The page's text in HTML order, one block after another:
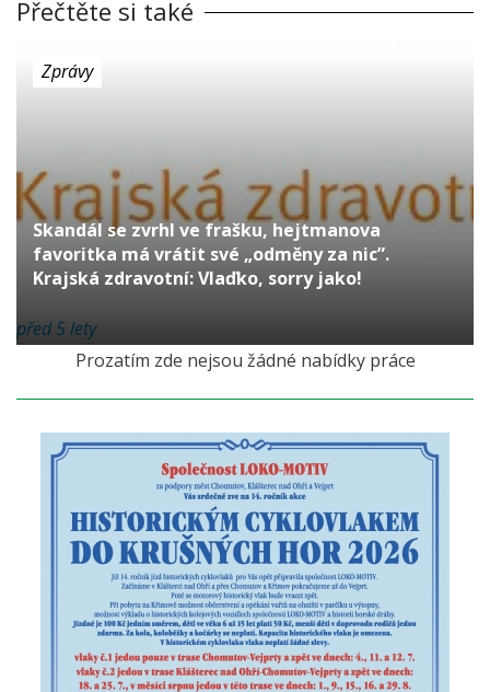
Přečtěte si také
Zprávy
Skandál se zvrhl ve frašku, hejtmanova
favoritka má vrátit své „odměny za nic”.
Krajská zdravotní: Vlaďko, sorry jako!
před 5 lety
Prozatím zde nejsou žádné nabídky práce